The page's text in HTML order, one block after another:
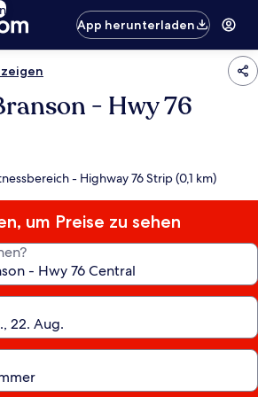
App herunterladen
- Hwy 76
- Highway 76 Strip (0,1 km)
um Preise zu sehen